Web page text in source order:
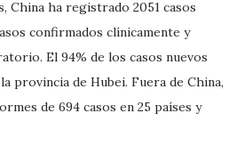
China ha registrado 2051 casos
confirmados clínicamente y
El 94% de los casos nuevos
provincia de Hubei. Fuera de China,
de 694 casos en 25 países y